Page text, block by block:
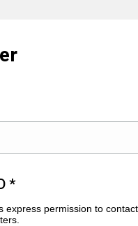
*
express permission to